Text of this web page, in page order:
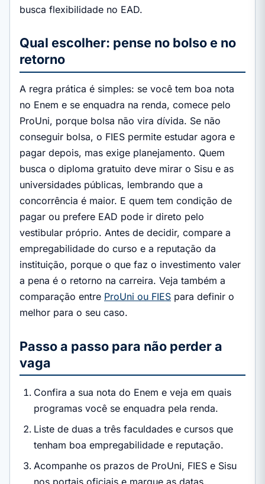
busca flexibilidade no EAD.
Qual escolher: pense no bolso e no
retorno
A regra prática é simples: se você tem boa nota
no Enem e se enquadra na renda, comece pelo
ProUni, porque bolsa não vira dívida. Se não
conseguir bolsa, o FIES permite estudar agora e
pagar depois, mas exige planejamento. Quem
busca o diploma gratuito deve mirar o Sisu e as
universidades públicas, lembrando que a
concorrência é maior. E quem tem condição de
pagar ou prefere EAD pode ir direto pelo
vestibular próprio. Antes de decidir, compare a
empregabilidade do curso e a reputação da
instituição, porque o que faz o investimento valer
a pena é o retorno na carreira. Veja também a
comparação entre ProUni ou FIES para definir o
melhor para o seu caso.
Passo a passo para não perder a
vaga
Confira a sua nota do Enem e veja em quais
programas você se enquadra pela renda.
Liste de duas a três faculdades e cursos que
tenham boa empregabilidade e reputação.
Acompanhe os prazos de ProUni, FIES e Sisu
nos portais oficiais e marque as datas.